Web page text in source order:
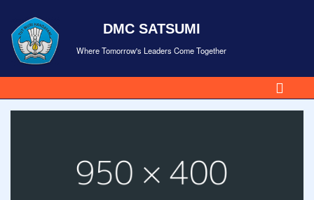
DMC SATSUMI
Where Tomorrow's Leaders Come Together